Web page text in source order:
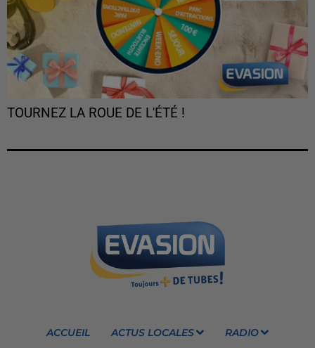
TOURNEZ LA ROUE DE L'ÉTÉ !
ACCUEIL ACTUS LOCALES RADIO